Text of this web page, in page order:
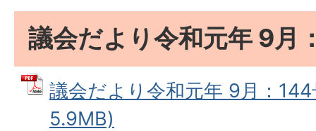
議会だより令和元年 9月
議会だより令和元年 9月：
5.9MB)